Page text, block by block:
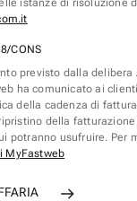
istanze di risoluzione
CONS
previsto dalla delibera
ha comunicato ai
della cadenza di
della
potranno usufruire. Per
MyFastweb